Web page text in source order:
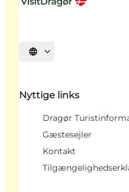
Vælg sprog
Nyttige links
Dragør
Gæstesejler
Kontakt